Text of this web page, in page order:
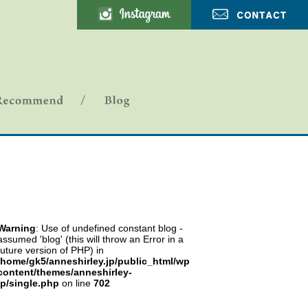
: Use of undefined constant blog -
'blog' (this will throw an Error in a
version of PHP) in
gk5/anneshirley.jp/public_html/wp-
themes/anneshirley-
single.php on line 702